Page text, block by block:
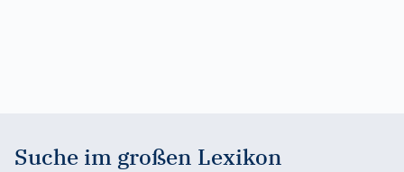
Suche im großen Lexikon